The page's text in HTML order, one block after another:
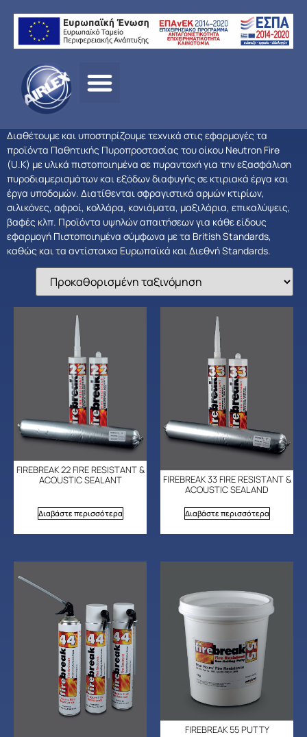
Αρχική σελίδα /ΠΡΟΪΟΝΤΑ
ΠΥΡΟΠΡΟΣΤΑΣΙΑ
Διαθέτουμε και υποστηρίζουμε τεχνικά στις εφαρμογές τα
προϊόντα Παθητικής Πυροπροστασίας του οίκου Neutron Fire
(U.K) με υλικά πιστοποιημένα σε πυραντοχή για την εξασφάλιση
πυροδιαμερισμάτων και εξόδων διαφυγής σε κτιριακά έργα και
έργα υποδομών. Διατίθενται σφραγιστικά αρμών κτιρίων,
σιλικόνες, αφροί, κολλάρα, κονιάματα, μαξιλάρια, επικαλύψεις,
βαφές κλπ. Προϊόντα υψηλών απαιτήσεων για κάθε είδους
εφαρμογή Πιστοποιημένα σύμφωνα με τα British Standards,
καθώς και τα αντίστοιχα Ευρωπαϊκά και Διεθνή Standards.
FIREBREAK 22 FIRE RESISTANT &
ACOUSTIC SEALANT
Διαβάστε περισσότερα
FIREBREAK 33 FIRE RESISTANT &
ACOUSTIC SEALAND
Διαβάστε περισσότερα
FIREBREAK 55 PUTTY